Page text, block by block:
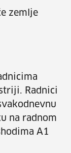
zemlje
Radnici
na radnom
A1